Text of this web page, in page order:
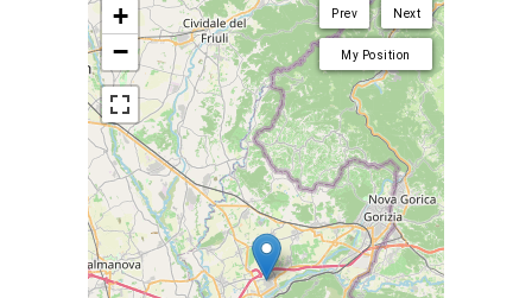
Next
Prev
My Position
+
−